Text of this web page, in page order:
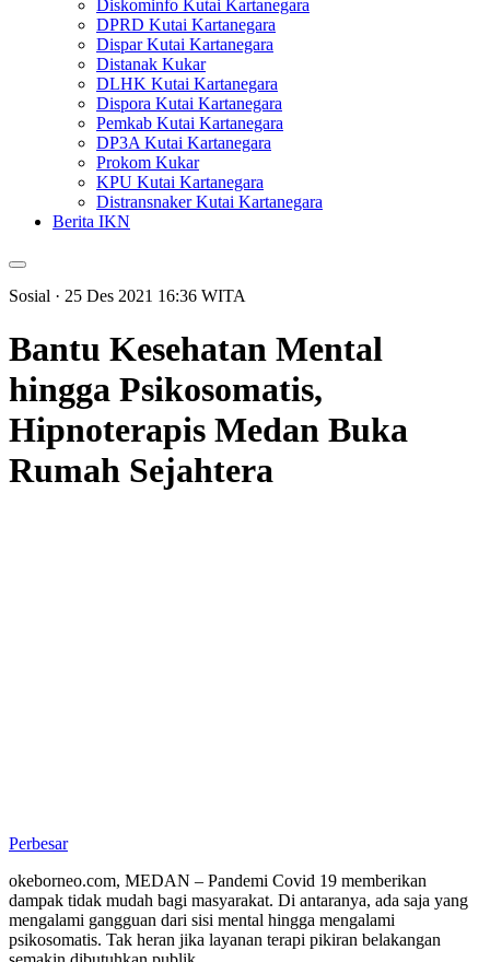
Diskominfo Kutai Kartanegara
DPRD Kutai Kartanegara
Dispar Kutai Kartanegara
Distanak Kukar
DLHK Kutai Kartanegara
Dispora Kutai Kartanegara
Pemkab Kutai Kartanegara
DP3A Kutai Kartanegara
Prokom Kukar
KPU Kutai Kartanegara
Distransnaker Kutai Kartanegara
Berita IKN
Sosial · 25 Des 2021 16:36 WITA
Bantu Kesehatan Mental
hingga Psikosomatis,
Hipnoterapis Medan Buka
Rumah Sejahtera
Perbesar
okeborneo.com, MEDAN – Pandemi Covid 19 memberikan
dampak tidak mudah bagi masyarakat. Di antaranya, ada saja yang
mengalami gangguan dari sisi mental hingga mengalami
psikosomatis. Tak heran jika layanan terapi pikiran belakangan